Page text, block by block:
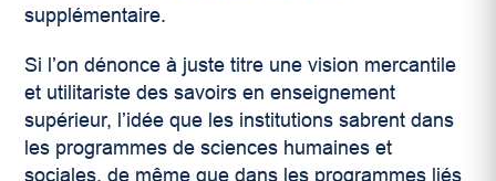
supplémentaire.
Si l’on dénonce à juste titre une vision mercantile
et utilitariste des savoirs en enseignement
supérieur, l’idée que les institutions sabrent dans
les programmes de sciences humaines et
sociales, de même que dans les programmes liés